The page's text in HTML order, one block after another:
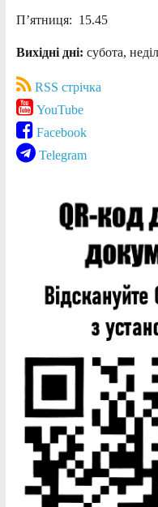
П’ятниця: 15.45
Вихідні дні: субота,
RSS стрічка
YouTube
Facebook
Telegram